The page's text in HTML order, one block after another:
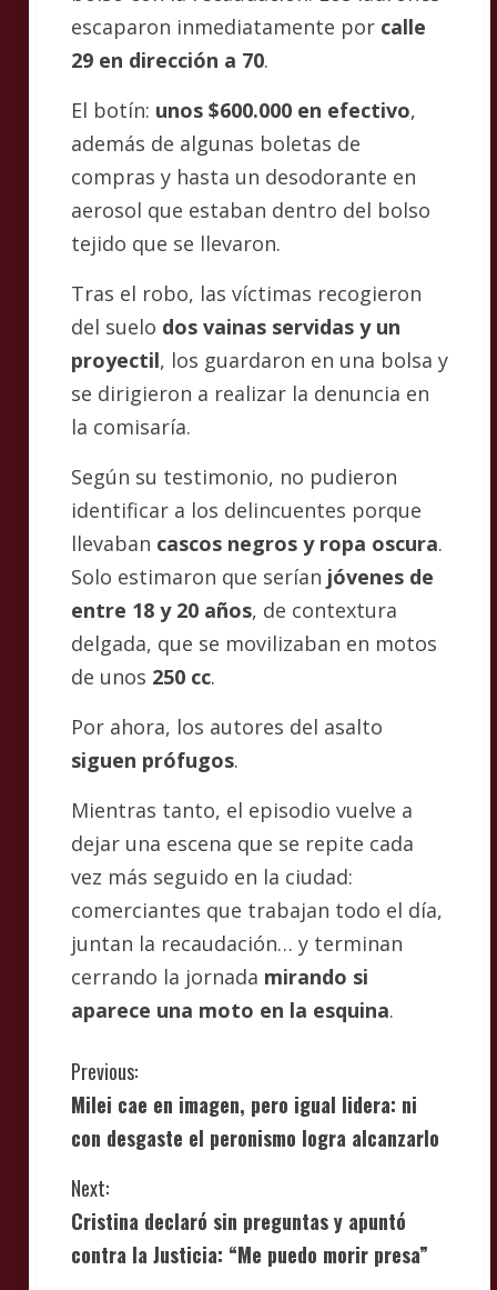
escaparon inmediatamente por calle
29 en dirección a 70.
El botín: unos $600.000 en efectivo,
además de algunas boletas de
compras y hasta un desodorante en
aerosol que estaban dentro del bolso
tejido que se llevaron.
Tras el robo, las víctimas recogieron
del suelo dos vainas servidas y un
proyectil, los guardaron en una bolsa y
se dirigieron a realizar la denuncia en
la comisaría.
Según su testimonio, no pudieron
identificar a los delincuentes porque
llevaban cascos negros y ropa oscura.
Solo estimaron que serían jóvenes de
entre 18 y 20 años, de contextura
delgada, que se movilizaban en motos
de unos 250 cc.
Por ahora, los autores del asalto
siguen prófugos.
Mientras tanto, el episodio vuelve a
dejar una escena que se repite cada
vez más seguido en la ciudad:
comerciantes que trabajan todo el día,
juntan la recaudación… y terminan
cerrando la jornada mirando si
aparece una moto en la esquina.
C
o
n
t
i
Previous:
Milei cae en imagen, pero igual lidera: ni
con desgaste el peronismo logra alcanzarlo
Next:
Cristina declaró sin preguntas y apuntó
contra la Justicia: “Me puedo morir presa”